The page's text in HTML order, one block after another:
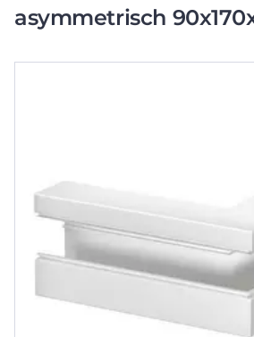
asymmetrisch